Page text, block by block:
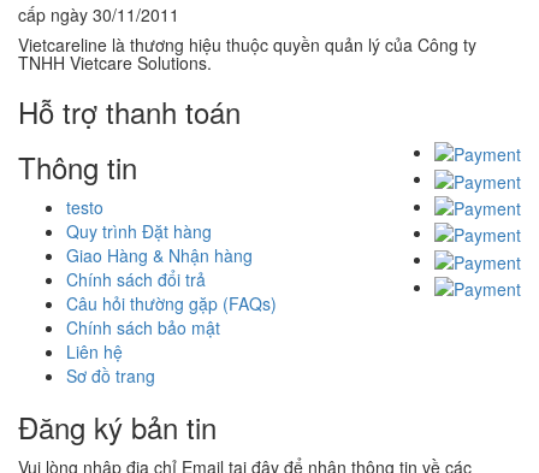
cấp ngày 30/11/2011
Vietcareline là thương hiệu thuộc quyền quản lý của Công ty
TNHH Vietcare Solutions.
Hỗ trợ thanh toán
Thông tin
testo
Quy trình Đặt hàng
Giao Hàng & Nhận hàng
Chính sách đổi trả
Câu hỏi thường gặp (FAQs)
Chính sách bảo mật
Liên hệ
Sơ đồ trang
Đăng ký bản tin
Vui lòng nhập địa chỉ Email tại đây để nhận thông tin về các